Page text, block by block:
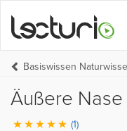
Äußere Nase
(1)